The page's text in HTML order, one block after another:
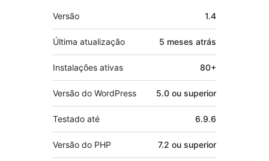
Meta
Versão 1.4
Última atualização 5 meses atrás
Instalações ativas 80+
Versão do WordPress 5.0 ou superior
Testado até 6.9.6
Versão do PHP 7.2 ou superior